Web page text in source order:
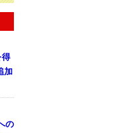
得
加
の